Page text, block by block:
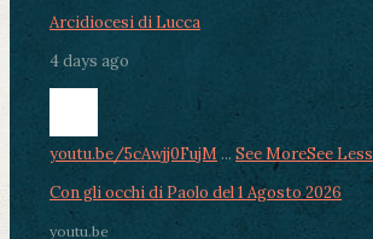
Arcidiocesi di Lucca
4 days ago
youtu.be/5cAwjj0FujM ... See MoreSee Less
Con gli occhi di Paolo del 1 Agosto 2026
youtu.be